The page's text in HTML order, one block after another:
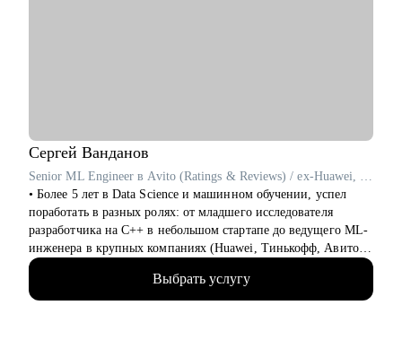
Сергей Ванданов
Senior ML Engineer в Avito (Ratings & Reviews) / ex-Huawei, T-Банк
• Более 5 лет в Data Science и машинном обучении, успел
поработать в разных ролях: от младшего исследователя
разработчика на C++ в небольшом стартапе до ведущего ML-
инженера в крупных компаниях (Huawei, Тинькофф, Авито).
• Работал с компьютерным зрением, рекомендательными
системами, классическим ML, NLP и LLM. Участвовал во
внедрении сложных ML-решений в продакшн, публикации и
Выбрать услугу